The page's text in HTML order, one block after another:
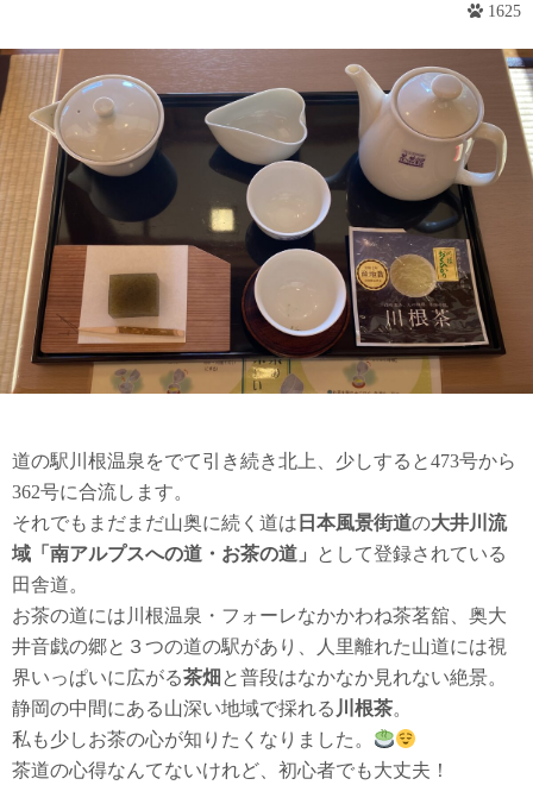
1625
道の駅川根温泉をでて引き続き北上、少しすると473号から
362号に合流します。
それでもまだまだ山奥に続く道は 日本風景街道の大井川流
域「南アルプスへの道・お茶の道」
として登録されている
田舎道。
お茶の道には川根温泉・フォーレなかかわね茶茗舘、奥大
井音戯の郷と３つの道の駅があり、人里離れた山道には視
界いっぱいに広がる茶畑 と普段はなかなか見れない絶景。
静岡の中間にある山深い地域で採れる 川根茶。
私も少しお茶の心が知りたくなりました。
茶道の心得なんてないけれど、初心者でも大丈夫！